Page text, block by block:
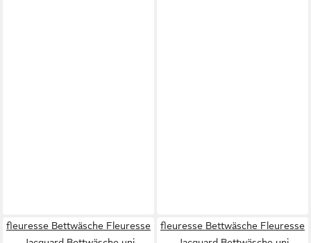
fleuresse Bettwäsche Fleuresse
fleuresse Bettwäsche Fleuresse